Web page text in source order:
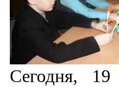
Сегодня,